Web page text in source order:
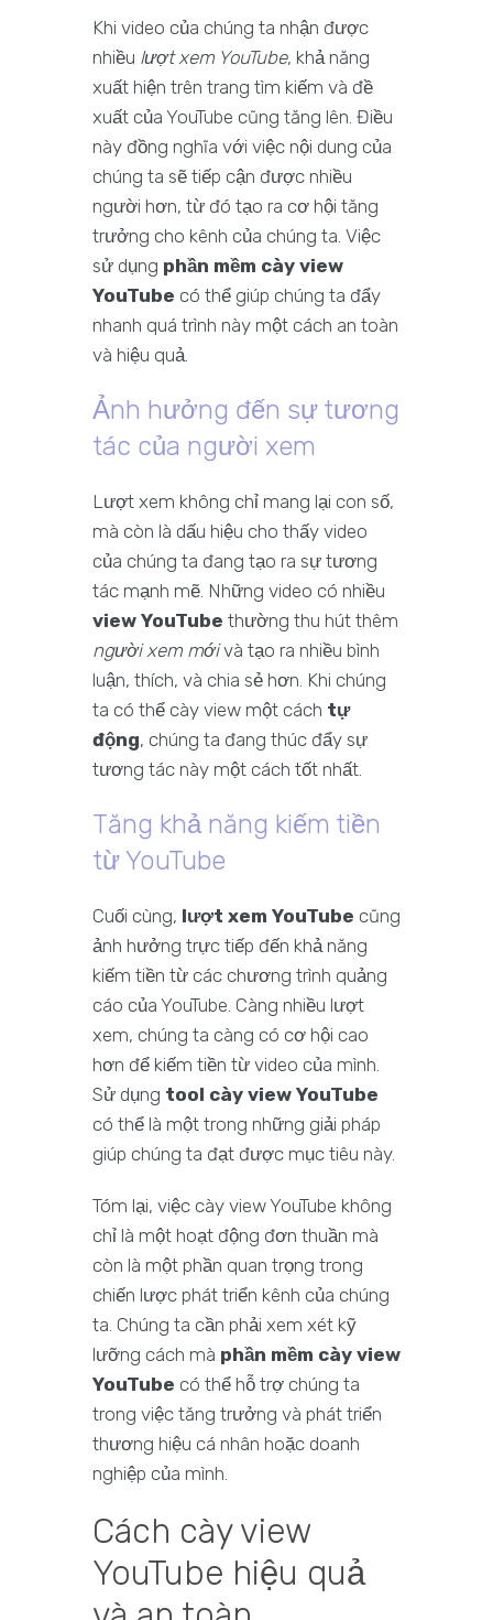
Khi video của chúng ta nhận được
nhiều lượt xem YouTube, khả năng
xuất hiện trên trang tìm kiếm và đề
xuất của YouTube cũng tăng lên. Điều
này đồng nghĩa với việc nội dung của
chúng ta sẽ tiếp cận được nhiều
người hơn, từ đó tạo ra cơ hội tăng
trưởng cho kênh của chúng ta. Việc
sử dụng phần mềm cày view
YouTube có thể giúp chúng ta đẩy
nhanh quá trình này một cách an toàn
và hiệu quả.
Ảnh hưởng đến sự tương
tác của người xem
Lượt xem không chỉ mang lại con số,
mà còn là dấu hiệu cho thấy video
của chúng ta đang tạo ra sự tương
tác mạnh mẽ. Những video có nhiều
view YouTube thường thu hút thêm
người xem mớivà tạo ra nhiều bình
luận, thích, và chia sẻ hơn. Khi chúng
ta có thể cày view một cách tự
động, chúng ta đang thúc đẩy sự
tương tác này một cách tốt nhất.
Tăng khả năng kiếm tiền
từ YouTube
Cuối cùng, lượt xem YouTube cũng
ảnh hưởng trực tiếp đến khả năng
kiếm tiền từ các chương trình quảng
cáo của YouTube. Càng nhiều lượt
xem, chúng ta càng có cơ hội cao
hơn để kiếm tiền từ video của mình.
Sử dụng tool cày view YouTube
có thể là một trong những giải pháp
giúp chúng ta đạt được mục tiêu này.
Tóm lại, việc cày view YouTube không
chỉ là một hoạt động đơn thuần mà
còn là một phần quan trọng trong
chiến lược phát triển kênh của chúng
ta. Chúng ta cần phải xem xét kỹ
lưỡng cách mà phần mềm cày view
YouTube có thể hỗ trợ chúng ta
trong việc tăng trưởng và phát triển
thương hiệu cá nhân hoặc doanh
nghiệp của mình.
Cách cày view
YouTube hiệu quả